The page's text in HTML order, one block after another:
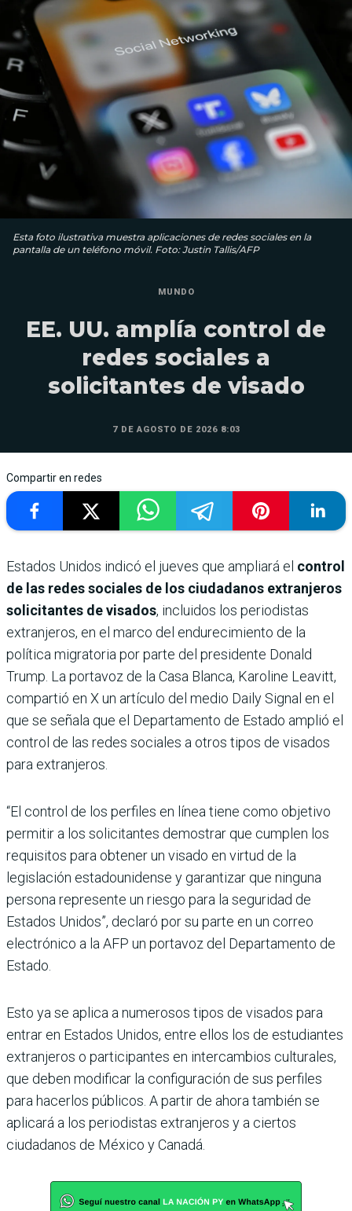
Esta foto ilustrativa muestra aplicaciones de redes sociales en la
pantalla de un teléfono móvil. Foto: Justin Tallis/AFP
MUNDO
EE. UU. amplía control de
redes sociales a
solicitantes de visado
7 DE AGOSTO DE 2026 8:03
Compartir en redes
Estados Unidos indicó el jueves que ampliará el control
de las redes sociales de los ciudadanos extranjeros
solicitantes de visados, incluidos los periodistas
extranjeros, en el marco del endurecimiento de la
política migratoria por parte del presidente Donald
Trump. La portavoz de la Casa Blanca, Karoline Leavitt,
compartió en X un artículo del medio Daily Signal en el
que se señala que el Departamento de Estado amplió el
control de las redes sociales a otros tipos de visados
para extranjeros.
“El control de los perfiles en línea tiene como objetivo
permitir a los solicitantes demostrar que cumplen los
requisitos para obtener un visado en virtud de la
legislación estadounidense y garantizar que ninguna
persona represente un riesgo para la seguridad de
Estados Unidos”, declaró por su parte en un correo
electrónico a la AFP un portavoz del Departamento de
Estado.
Esto ya se aplica a numerosos tipos de visados para
entrar en Estados Unidos, entre ellos los de estudiantes
extranjeros o participantes en intercambios culturales,
que deben modificar la configuración de sus perfiles
para hacerlos públicos. A partir de ahora también se
aplicará a los periodistas extranjeros y a ciertos
ciudadanos de México y Canadá.